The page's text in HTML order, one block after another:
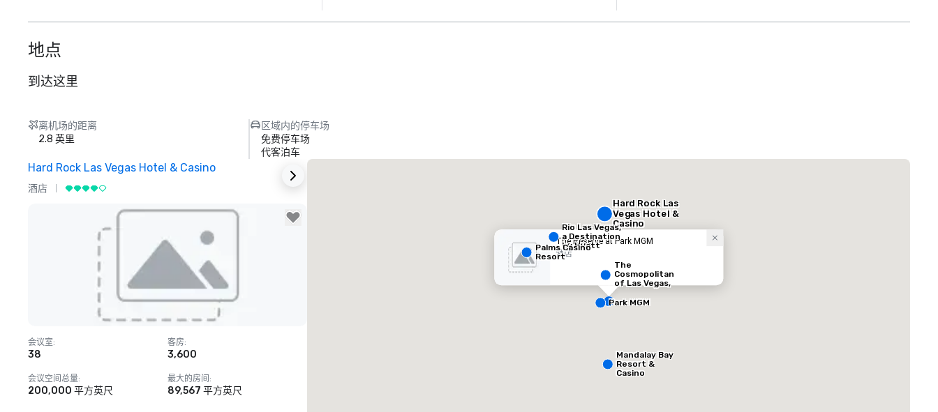
地点
到达这里
离机场的距离
2.8 英里
区域内的停车场
免费停车场
代客泊车
Hard Rock Las Vegas Hotel & Casino
酒店
Removed from favorites
会议室:
38
客房:
3,600
会议空间总量:
200,000 平方英尺
最大的房间 :
89,567 平方英尺
会议空间总量:
The Reserve at Park MGM
酒店
Hard Rock Las
Vegas Hotel &
Casino
Rio Las Vegas,
a Destination
by Hyatt
Hotel
Palms Casino
Resort
The
Cosmopolitan
of Las Vegas,
Autograph
Collection
Mandalay Bay
Resort &
Casino
Park MGM